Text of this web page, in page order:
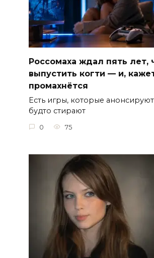
Россомаха ждал пять лет,
выпустить когти — и,
промахнётся
Есть игры, которые
будто стирают
0 75